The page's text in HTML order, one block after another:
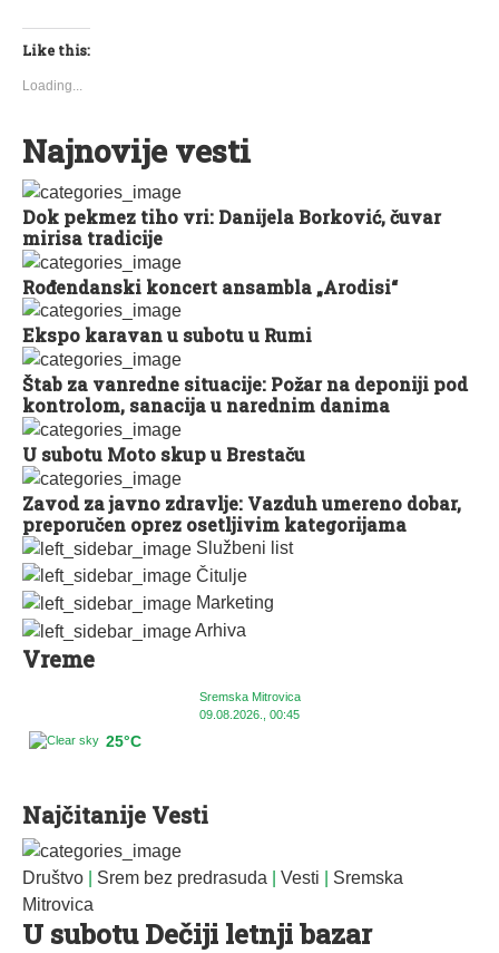
Službeni list
Čitulje
Marketing
Arhiva
Vreme
Sremska Mitrovica
09.08.2026., 00:45
25°C
Like this:
Loading...
Najnovije vesti
Dok pekmez tiho vri: Danijela Borković, čuvar
mirisa tradicije
Rođendanski koncert ansambla „Arodisi“
Ekspo karavan u subotu u Rumi
Štab za vanredne situacije: Požar na deponiji pod
kontrolom, sanacija u narednim danima
U subotu Moto skup u Brestaču
Zavod za javno zdravlje: Vazduh umereno dobar,
preporučen oprez osetljivim kategorijama
Najčitanije Vesti
Društvo Srem bez predrasuda Vesti
Sremska
Mitrovica
U subotu Dečiji letnji bazar